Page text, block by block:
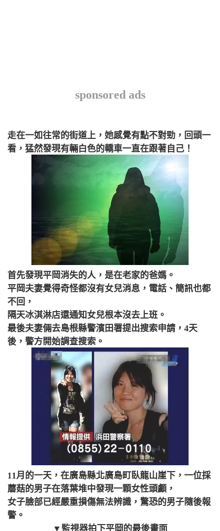
sponsored ads
走在一如往常的街道上，她感覺有點不對勁，回頭一
看，猛然發現有輛白色的轎車一直在跟著自己！
首先發現平岡消失的人，是在老家的爸媽。
平岡夫妻覺得奇怪都沒有女兒消息，電話、簡訊也都
不回，
隔天冰淇淋店還通知女兒根本沒去上班。
最後夫妻倆去島根縣警濱田署提出搜索申請，4天
後，警方開始調查搜索。
11月的一天，在廣島縣北廣島町臥龍山崖下，一位採
蘑菇的男子在落葉堆中發現一顆女性頭顱，
女子臉部已經嚴重損傷無法辨識，驚恐的男子隨後報
警。
▼監視器拍下平岡的最後畫面